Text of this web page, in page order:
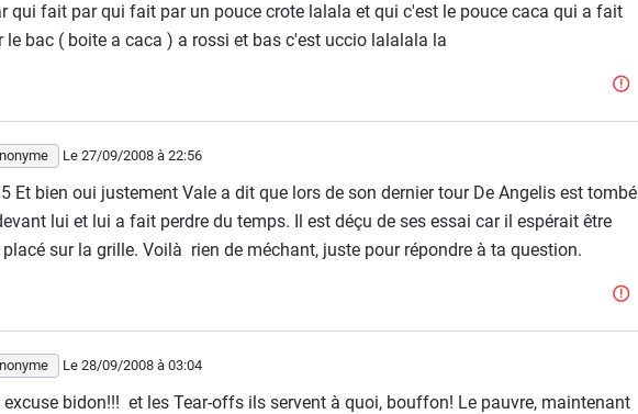
qui fait par qui fait par un pouce crote lalala et qui c'est le pouce caca qui a fait
le bac ( boite a caca ) a rossi et bas c'est uccio lalalala la
Le 27/09/2008 à 22:56
Et bien oui justement Vale a dit que lors de son dernier tour De Angelis est tombé
lui et lui a fait perdre du temps. Il est déçu de ses essai car il espérait être
sur la grille. Voilà rien de méchant, juste pour répondre à ta question.
Le 28/09/2008 à 03:04
excuse bidon!!! et les Tear-offs ils servent à quoi, bouffon! Le pauvre, maintenant